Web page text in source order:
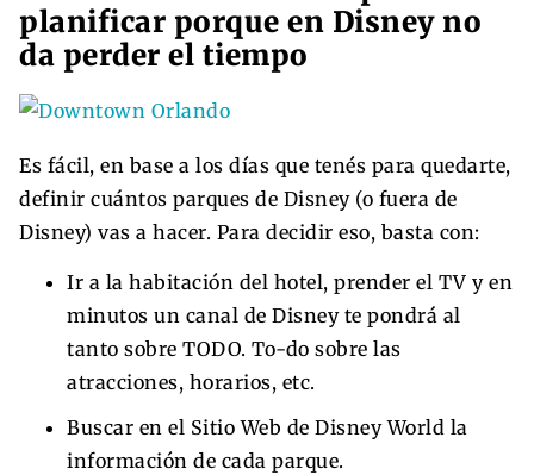
planificar porque en Disney no
da perder el tiempo
Es fácil, en base a los días que tenés para quedarte,
definir cuántos parques de Disney (o fuera de
Disney) vas a hacer. Para decidir eso, basta con:
Ir a la habitación del hotel, prender el TV y en
minutos un canal de Disney te pondrá al
tanto sobre TODO. To-do sobre las
atracciones, horarios, etc.
Buscar en el Sitio Web de Disney World la
información de cada parque.